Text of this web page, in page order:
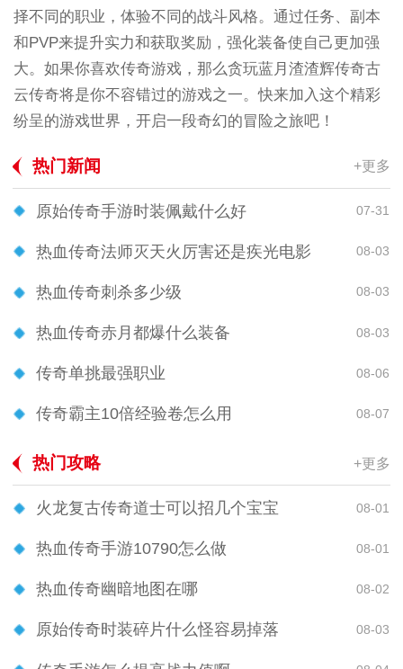
择不同的职业，体验不同的战斗风格。通过任务、副本
和PVP来提升实力和获取奖励，强化装备使自己更加强
大。如果你喜欢传奇游戏，那么贪玩蓝月渣渣辉传奇古
云传奇将是你不容错过的游戏之一。快来加入这个精彩
纷呈的游戏世界，开启一段奇幻的冒险之旅吧！
热门新闻 +更多
原始传奇手游时装佩戴什么好 07-31
热血传奇法师灭天火厉害还是疾光电影 08-03
热血传奇刺杀多少级 08-03
热血传奇赤月都爆什么装备 08-03
传奇单挑最强职业 08-06
传奇霸主10倍经验卷怎么用 08-07
热门攻略 +更多
火龙复古传奇道士可以招几个宝宝 08-01
热血传奇手游10790怎么做 08-01
热血传奇幽暗地图在哪 08-02
原始传奇时装碎片什么怪容易掉落 08-03